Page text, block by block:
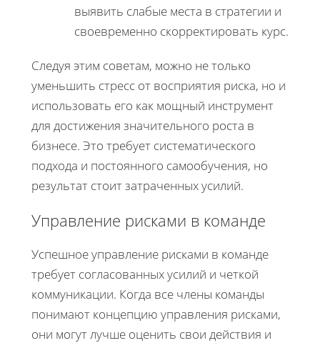
выявить слабые места в стратегии и
своевременно скорректировать курс.
Следуя этим советам, можно не только
уменьшить стресс от восприятия риска, но и
использовать его как мощный инструмент
для достижения значительного роста в
бизнесе. Это требует систематического
подхода и постоянного самообучения, но
результат стоит затраченных усилий.
Управление рисками в команде
Успешное управление рисками в команде
требует согласованных усилий и четкой
коммуникации. Когда все члены команды
понимают концепцию управления рисками,
они могут лучше оценить свои действия и